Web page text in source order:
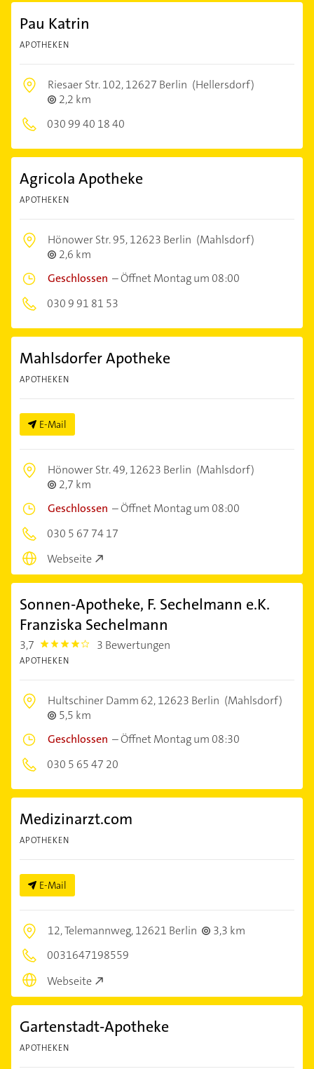
Pau Katrin
APOTHEKEN
Riesaer Str. 102,12627 Berlin (Hellersdorf)
2,2 km
030 99 40 18 40
Agricola Apotheke
APOTHEKEN
Hönower Str. 95,12623 Berlin (Mahlsdorf)
2,6 km
Geschlossen –Öffnet Montag um 08:00
030 9 91 81 53
Mahlsdorfer Apotheke
APOTHEKEN
E-Mail
Hönower Str. 49,12623 Berlin (Mahlsdorf)
2,7 km
Geschlossen –Öffnet Montag um 08:00
030 5 67 74 17
Webseite
Sonnen-Apotheke, F. Sechelmann e.K.
Franziska Sechelmann
3,7 3.7 3 Bewertungen
APOTHEKEN
Hultschiner Damm 62,12623 Berlin (Mahlsdorf)
5,5 km
Geschlossen –Öffnet Montag um 08:30
030 5 65 47 20
Medizinarzt.com
APOTHEKEN
E-Mail
12, Telemannweg,12621 Berlin
3,3 km
0031647198559
Webseite
Gartenstadt-Apotheke
APOTHEKEN